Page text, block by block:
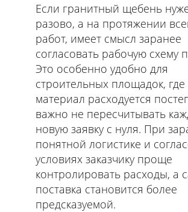
Если гранитный щебень
разово, а на протяжении
работ, имеет смысл заранее
согласовать рабочую схему
Это особенно удобно для
строительных площадок, где
материал расходуется
важно не пересчитывать
новую заявку с нуля. При
понятной логистике и
условиях заказчику проще
контролировать расходы, а
поставка становится более
предсказуемой.